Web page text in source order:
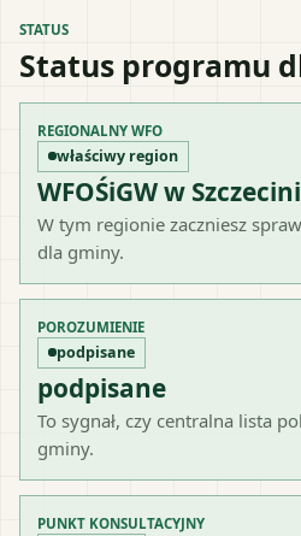
STATUS
Status programu
REGIONALNY WFO
właściwy region
WFOŚiGW w
W tym regionie zaczniesz
dla gminy.
POROZUMIENIE
podpisane
podpisane
To sygnał, czy centralna lista
gminy.
PUNKT KONSULTACYJNY